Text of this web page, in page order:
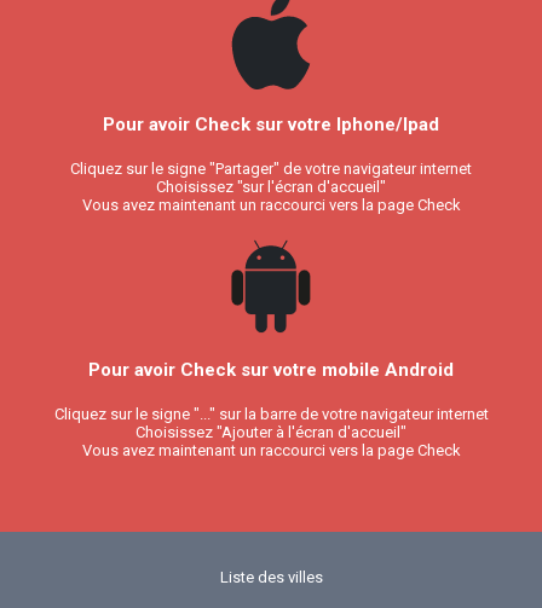
Pour avoir Check sur votre Iphone/Ipad
Cliquez sur le signe "Partager" de votre navigateur internet
Choisissez "sur l'écran d'accueil"
Vous avez maintenant un raccourci vers la page Check
Pour avoir Check sur votre mobile Android
Cliquez sur le signe "..." sur la barre de votre navigateur internet
Choisissez "Ajouter à l'écran d'accueil"
Vous avez maintenant un raccourci vers la page Check
Liste des villes